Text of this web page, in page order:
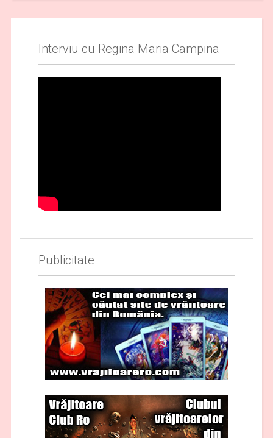
Interviu cu Regina Maria Campina
Publicitate